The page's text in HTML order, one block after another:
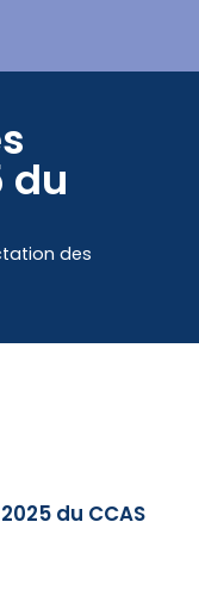
du
des
du CCAS